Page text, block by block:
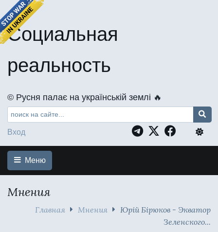
Социальная
реальность
©️ Русня палає на українській землі 🔥
Вход
Меню
Мнения
Главная Мнения
Юрій Бірюков - Экватор
Зеленского...